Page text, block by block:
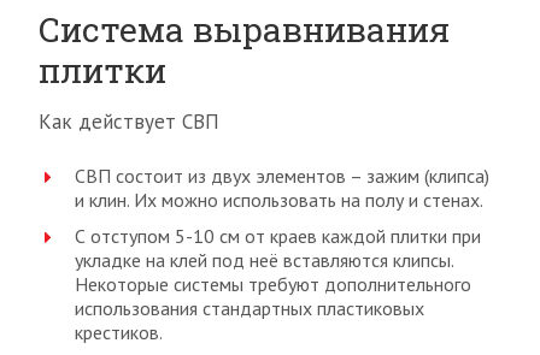
Система выравнивания
плитки
Как действует СВП
СВП состоит из двух элементов – зажим (клипса)
и клин. Их можно использовать на полу и стенах.
С отступом 5-10 см от краев каждой плитки при
укладке на клей под неё вставляются клипсы.
Некоторые системы требуют дополнительного
использования стандартных пластиковых
крестиков.